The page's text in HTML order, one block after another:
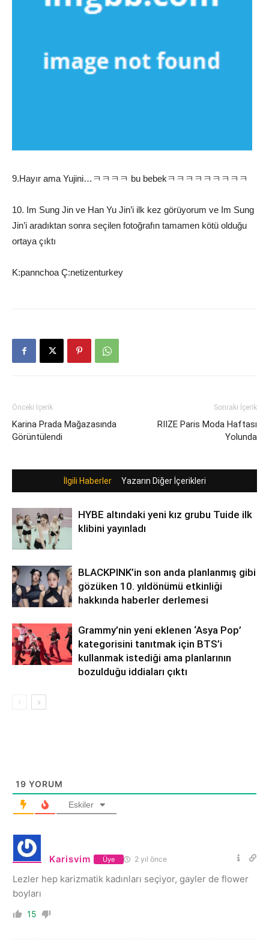
9.Hayır ama Yujini…ㅋㅋㅋㅋ bu bebekㅋㅋㅋㅋㅋㅋㅋㅋㅋ
10. Im Sung Jin ve Han Yu Jin’i ilk kez görüyorum ve Im Sung
Jin’i aradıktan sonra seçilen fotoğrafın tamamen kötü olduğu
ortaya çıktı
K:pannchoa Ç:netizenturkey
Önceki İçerik
Karina Prada Mağazasında
Görüntülendi
Sonraki İçerik
RIIZE Paris Moda Haftası
Yolunda
İlgili Haberler Yazarın Diğer İçerikleri
HYBE altındaki yeni kız grubu Tuide ilk
klibini yayınladı
BLACKPINK’in son anda planlanmış gibi
gözüken 10. yıldönümü etkinliği
hakkında haberler derlemesi
Grammy’nin yeni eklenen ‘Asya Pop’
kategorisini tanıtmak için BTS’i
kullanmak istediği ama planlarının
bozulduğu iddiaları çıktı
19 YORUM
Eskiler
Karisvim Üye 2 yıl önce
Lezler hep karizmatik kadınları seçiyor, gayler de flower
boyları
15